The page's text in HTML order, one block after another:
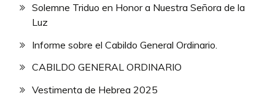
Solemne Triduo en Honor a Nuestra Señora de la
Luz
Informe sobre el Cabildo General Ordinario.
CABILDO GENERAL ORDINARIO
Vestimenta de Hebrea 2025